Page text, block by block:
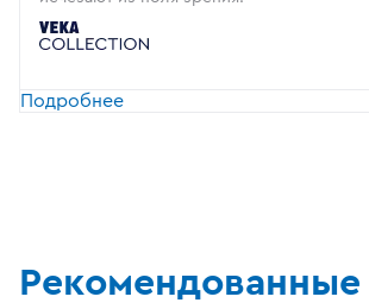
Подробнее
Рекомендованные